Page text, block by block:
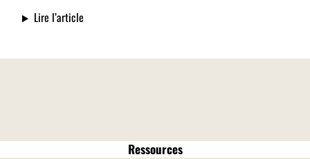
Lire l’article
Ressources